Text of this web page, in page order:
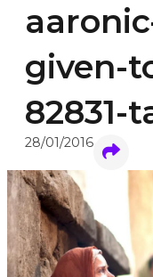
given-
82831-
28/01/2016